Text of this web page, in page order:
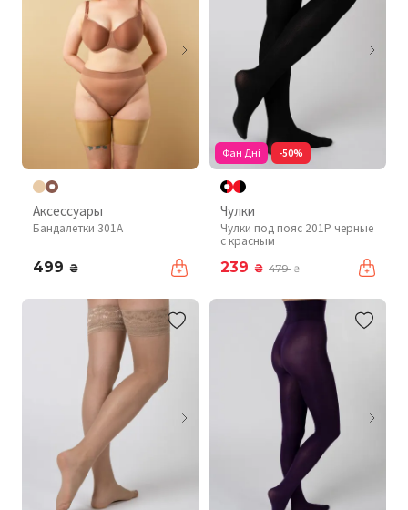
Аксессуары
Бандалетки 301A
499 ₴
Фан Дні -50%
Чулки
Чулки под пояс 201P черные
с красным
239 ₴ 479₴